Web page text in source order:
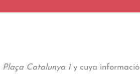
Plaça Catalunya 1y cuya